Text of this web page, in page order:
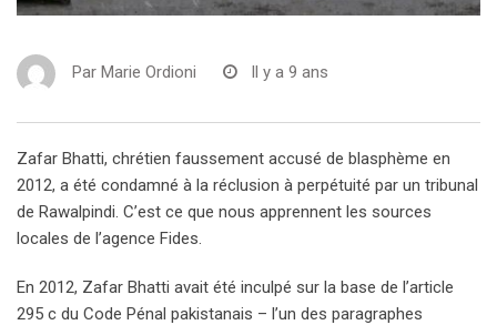
Par Marie Ordioni Il y a 9 ans
Zafar Bhatti, chrétien faussement accusé de blasphème en
2012, a été condamné à la réclusion à perpétuité par un tribunal
de Rawalpindi. C’est ce que nous apprennent les sources
locales de l’agence Fides.
En 2012, Zafar Bhatti avait été inculpé sur la base de l’article
295 c du Code Pénal pakistanais – l’un des paragraphes